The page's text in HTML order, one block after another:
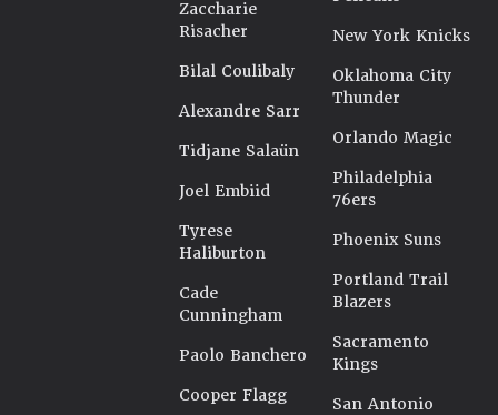
Zaccharie
Risacher
Bilal Coulibaly
Alexandre Sarr
Tidjane Salaün
Joel Embiid
Tyrese
Haliburton
Cade
Cunningham
Paolo Banchero
Cooper Flagg
New York Knicks
Oklahoma City
Thunder
Orlando Magic
Philadelphia
76ers
Phoenix Suns
Portland Trail
Blazers
Sacramento
Kings
San Antonio